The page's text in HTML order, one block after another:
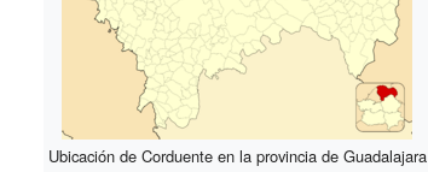
Ubicación de Corduente en la provincia de Guadalajara